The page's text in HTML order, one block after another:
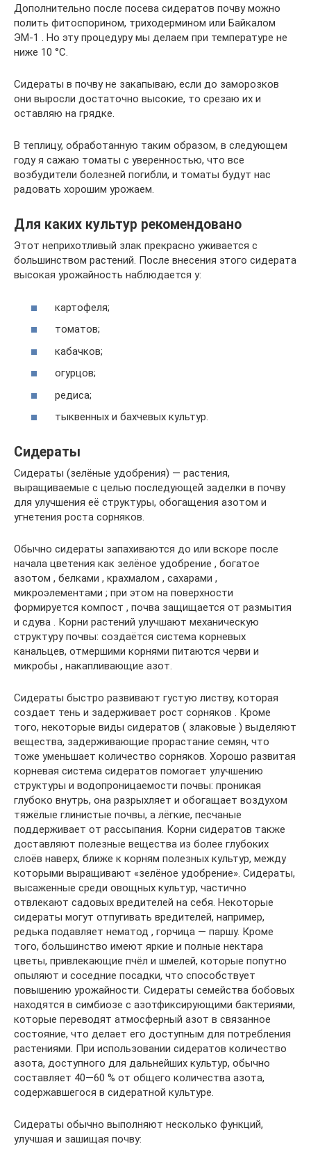
Дополнительно после посева сидератов почву можно
полить фитоспорином, триходермином или Байкалом
ЭМ-1 . Но эту процедуру мы делаем при температуре не
ниже 10 °C.
Сидераты в почву не закапываю, если до заморозков
они выросли достаточно высокие, то срезаю их и
оставляю на грядке.
В теплицу, обработанную таким образом, в следующем
году я сажаю томаты с уверенностью, что все
возбудители болезней погибли, и томаты будут нас
радовать хорошим урожаем.
Для каких культур рекомендовано
Этот неприхотливый злак прекрасно уживается с
большинством растений. После внесения этого сидерата
высокая урожайность наблюдается у:
картофеля;
томатов;
кабачков;
огурцов;
редиса;
тыквенных и бахчевых культур.
Сидераты
Сидераты (зелёные удобрения) — растения,
выращиваемые с целью последующей заделки в почву
для улучшения её структуры, обогащения азотом и
угнетения роста сорняков.
Обычно сидераты запахиваются до или вскоре после
начала цветения как зелёное удобрение , богатое
азотом , белками , крахмалом , сахарами ,
микроэлементами ; при этом на поверхности
формируется компост , почва защищается от размытия
и сдува . Корни растений улучшают механическую
структуру почвы: создаётся система корневых
канальцев, отмершими корнями питаются черви и
микробы , накапливающие азот.
Сидераты быстро развивают густую листву, которая
создает тень и задерживает рост сорняков . Кроме
того, некоторые виды сидератов ( злаковые ) выделяют
вещества, задерживающие прорастание семян, что
тоже уменьшает количество сорняков. Хорошо развитая
корневая система сидератов помогает улучшению
структуры и водопроницаемости почвы: проникая
глубоко внутрь, она разрыхляет и обогащает воздухом
тяжёлые глинистые почвы, а лёгкие, песчаные
поддерживает от рассыпания. Корни сидератов также
доставляют полезные вещества из более глубоких
слоёв наверх, ближе к корням полезных культур, между
которыми выращивают «зелёное удобрение». Сидераты,
высаженные среди овощных культур, частично
отвлекают садовых вредителей на себя. Некоторые
сидераты могут отпугивать вредителей, например,
редька подавляет нематод , горчица — паршу. Кроме
того, большинство имеют яркие и полные нектара
цветы, привлекающие пчёл и шмелей, которые попутно
опыляют и соседние посадки, что способствует
повышению урожайности. Сидераты семейства бобовых
находятся в симбиозе с азотфиксирующими бактериями,
которые переводят атмосферный азот в связанное
состояние, что делает его доступным для потребления
растениями. При использовании сидератов количество
азота, доступного для дальнейших культур, обычно
составляет 40—60 % от общего количества азота,
содержавшегося в сидератной культуре.
Сидераты обычно выполняют несколько функций,
улучшая и зашищая почву: